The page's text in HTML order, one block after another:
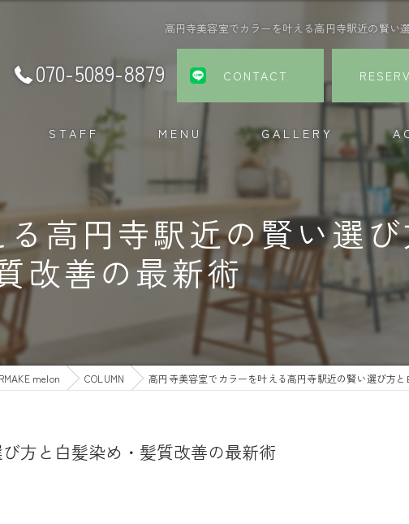
高円寺美容室でカラーを叶える高円寺駅近の賢い
070-5089-8879 CONTACT
STAFF MENU GALLERY
高円寺駅近の賢い選
改善の最新術
melon COLUMN 高円寺美容室でカラーを叶える高円寺駅近の賢い選び方
方と白髪染め・髪質改善の最新術